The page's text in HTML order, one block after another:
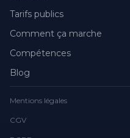
Tarifs publics
Comment ça marche
Compétences
Blog
Mentions légales
CGV